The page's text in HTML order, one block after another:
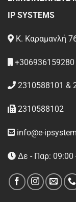
IP SYSTEMS
Κ. Καραμανλή
+306936159280
2310588101 &
2310588102
info@e-
Δε - Παρ: 09:00